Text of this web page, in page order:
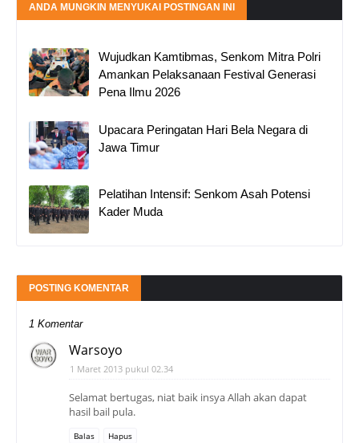
ANDA MUNGKIN MENYUKAI POSTINGAN INI
Wujudkan Kamtibmas, Senkom Mitra Polri
Amankan Pelaksanaan Festival Generasi
Pena Ilmu 2026
Upacara Peringatan Hari Bela Negara di
Jawa Timur
Pelatihan Intensif: Senkom Asah Potensi
Kader Muda
POSTING KOMENTAR
1 Komentar
Warsoyo
1 Maret 2013 pukul 02.34
Selamat bertugas, niat baik insya Allah akan dapat
hasil bail pula.
Balas Hapus